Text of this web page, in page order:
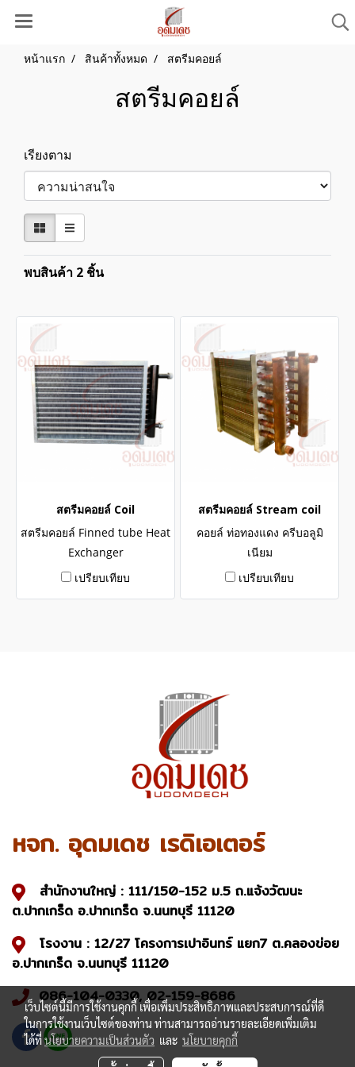
หน้าแรก สินค้าทั้งหมด สตรีมคอยล์
สตรีมคอยล์
เรียงตาม
พบสินค้า 2 ชิ้น
สตรีมคอยล์ Coil
สตรีมคอยล์ Finned tube Heat
Exchanger
เปรียบเทียบ
สตรีมคอยล์ Stream coil
คอยล์ ท่อทองแดง ครีบอลูมิ
เนียม
เปรียบเทียบ
หจก. อุดมเดช เรดิเอเตอร์
สำนักงานใหญ่ : 111/150-152 ม.5 ถ.แจ้งวัฒนะ
ต.ปากเกร็ด อ.ปากเกร็ด จ.นนทบุรี 11120
โรงงาน : 12/27 โครงการเปาอินทร์ แยก7 ต.คลองข่อย
อ.ปากเกร็ด จ.นนทบุรี 11120
086-104-0330, 02-159-8686
เว็บไซต์นี้มีการใช้งานคุกกี้ เพื่อเพิ่มประสิทธิภาพและประสบการณ์ที่ดี
ในการใช้งานเว็บไซต์ของท่าน ท่านสามารถอ่านรายละเอียดเพิ่มเติม
ได้ที่นโยบายความเป็นส่วนตัว และ นโยบายคุกกี้